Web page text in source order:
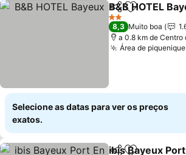
PartilharAdicionar
B&B HOTEL
2 Estrelas
8,3 Muito boa
a 0.8 km de Centro
Área de
Selecione as datas para ver os preços
exatos.
ibis Bayeux